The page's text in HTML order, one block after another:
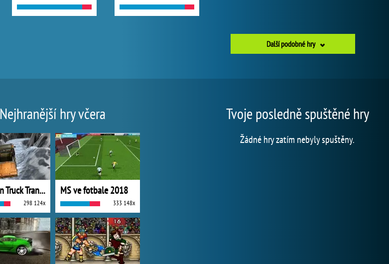
Další podobné hry
Nejhranější hry včera
Mountain Truck Transport
298 124x
MS ve fotbale 2018
333 148x
Tvoje posledně spuštěné hry
Žádné hry zatím nebyly spuštěny.